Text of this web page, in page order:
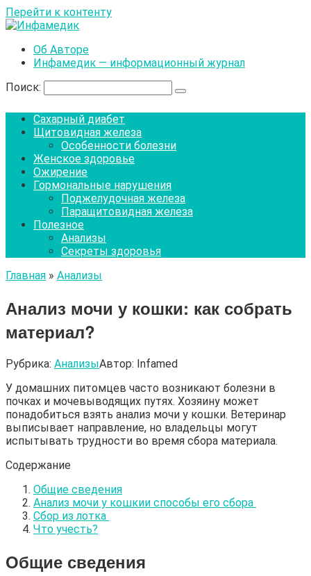
Перейти к контенту
Об Авторе
Инфамедик — информационный журнал
Поиск:
Сахарный диабет
Щитовидная железа
Особенности болезни
Женское здоровье
Ожирение
Гормональные нарушения
Поджелудочная железа
Паращитовидная железа
Полезное
Анализы
Секреты здоровья
Главная » Анализы
Анализ мочи у кошки: как собрать
материал?
Рубрика: АнализыАвтор: Infamed
У домашних питомцев часто возникают болезни в
почках и мочевыводящих путях. Хозяину может
понадобиться взять анализ мочи у кошки. Ветеринар
выписывает направление, но владельцы могут
испытывать трудности во время сбора материала.
Содержание
Общие сведения
Анализ мочи у кошкии способы его сбора
Сбор из лотка
Что учесть?
Общие сведения